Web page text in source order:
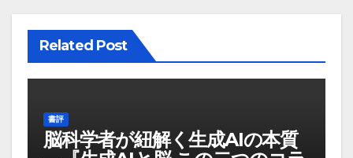
Related Post
書評
脳科学者が紐解く生成AIの本質